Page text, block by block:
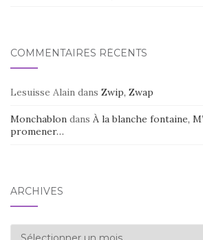
COMMENTAIRES RÉCENTS
Lesuisse Alain dans Zwip, Zwap
Monchablon dans À la blanche fontaine,
promener…
ARCHIVES
Archives